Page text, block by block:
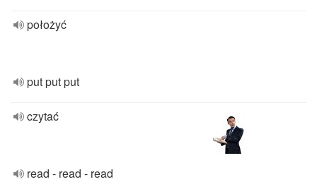
położyć
put put put
czytać
read - read - read